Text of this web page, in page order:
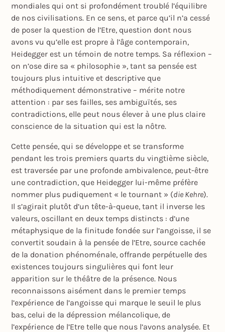
mondiales qui ont si profondément troublé l’équilibre
de nos civilisations. En ce sens, et parce qu’il n’a cessé
de poser la question de l’Etre, question dont nous
avons vu qu’elle est propre à l’âge contemporain,
Heidegger est un témoin de notre temps. Sa réflexion –
on n’ose dire sa « philosophie », tant sa pensée est
toujours plus intuitive et descriptive que
méthodiquement démonstrative – mérite notre
attention : par ses failles, ses ambiguïtés, ses
contradictions, elle peut nous élever à une plus claire
conscience de la situation qui est la nôtre.
Cette pensée, qui se développe et se transforme
pendant les trois premiers quarts du vingtième siècle,
est traversée par une profonde ambivalence, peut-être
une contradiction, que Heidegger lui-même préfère
nommer plus pudiquement « le tournant » (die Kehre).
Il s’agirait plutôt d’un tête-à-queue, tant il inverse les
valeurs, oscillant en deux temps distincts : d’une
métaphysique de la finitude fondée sur l’angoisse, il se
convertit soudain à la pensée de l’Etre, source cachée
de la donation phénoménale, offrande perpétuelle des
existences toujours singulières qui font leur
apparition sur le théâtre de la présence. Nous
reconnaissons aisément dans le premier temps
l’expérience de l’angoisse qui marque le seuil le plus
bas, celui de la dépression mélancolique, de
l’expérience de l’Etre telle que nous l’avons analysée. Et